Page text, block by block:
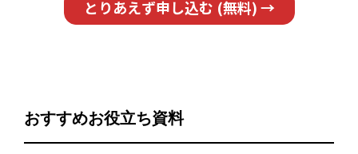
おすすめお役立ち資料